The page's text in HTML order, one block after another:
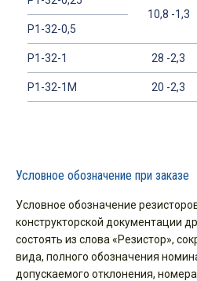
10,8 -1,3
Р1-32-0,5
Р1-32-1
28 -2,3
Р1-32-1М
20 -2,3
Условное обозначение при заказе
Условное обозначение
конструкторской документации
состоять из слова «Резистор»,
вида, полного обозначения
допускаемого отклонения,